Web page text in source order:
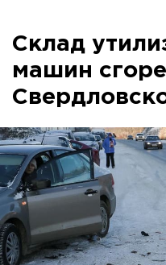
Склад
машин